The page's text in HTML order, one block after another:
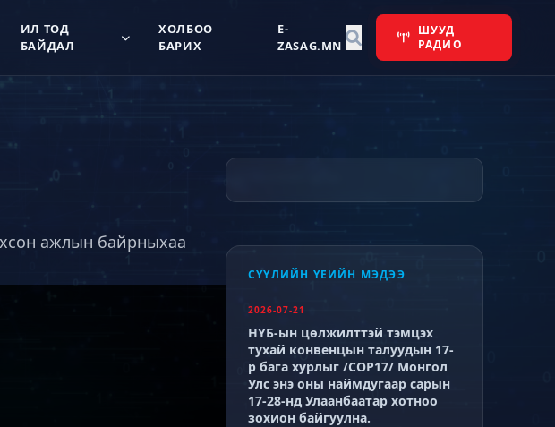
ИЛ ТОД
БАЙДАЛ
ХОЛБОО
БАРИХ
E-
ZASAG.MN
ШУУД
РАДИО
ажлын байрныхаа
СҮҮЛИЙН ҮЕИЙН МЭДЭЭ
2026-07-21
НҮБ-ын цөлжилттэй тэмцэх
тухай конвенцын талуудын 17-
р бага хурлыг /СОР17/ Монгол
Улс энэ оны наймдугаар сарын
17-28-нд Улаанбаатар хотноо
зохион байгуулна.